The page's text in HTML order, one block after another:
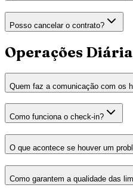
Posso cancelar o contrato?
Operações
Quem faz a comunicação com os
Como funciona o check-in?
O que acontece se houver um
Como garantem a qualidade das